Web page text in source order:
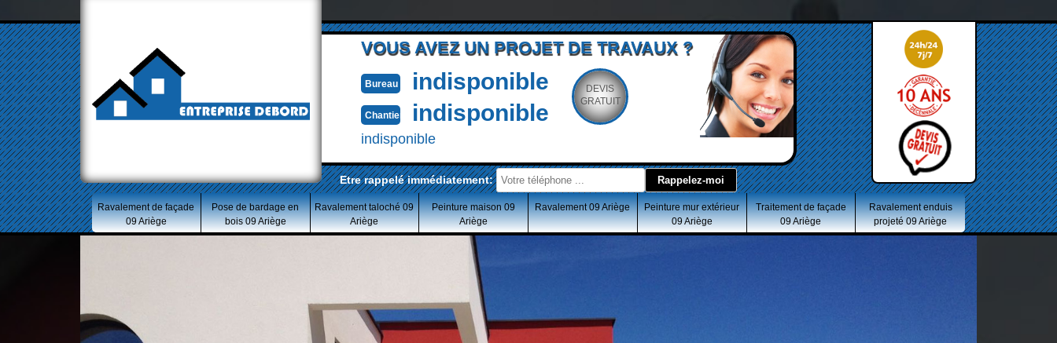
VOUS AVEZ UN PROJET DE TRAVAUX ?
Bureau indisponible
Chantier indisponible
indisponible
DEVIS
GRATUIT
Etre rappelé immédiatement:
Ravalement de façade
09 Ariège
Pose de bardage en
bois 09 Ariège
Ravalement taloché 09
Ariège
Peinture maison 09
Ariège
Ravalement 09 Ariège
Peinture mur extérieur
09 Ariège
Traitement de façade
09 Ariège
Ravalement enduis
projeté 09 Ariège